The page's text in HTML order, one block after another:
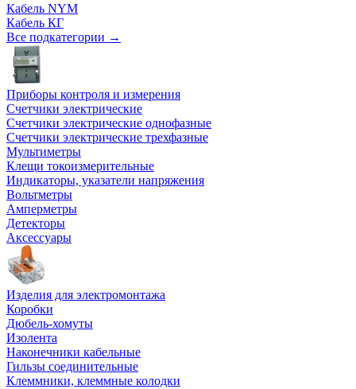
Кабель NYM
Кабель КГ
Все подкатегории →
Приборы контроля и измерения
Счетчики электрические
Счетчики электрические однофазные
Счетчики электрические трехфазные
Мультиметры
Клещи токоизмерительные
Индикаторы, указатели напряжения
Вольтметры
Амперметры
Детекторы
Аксессуары
Изделия для электромонтажа
Коробки
Дюбель-хомуты
Изолента
Наконечники кабельные
Гильзы соединительные
Клеммники, клеммные колодки